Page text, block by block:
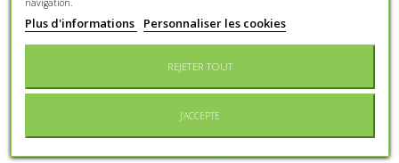
Lot d'étiquettes
COMMANDER
navigation.
Plus d'informations Personnaliser les cookies
REJETER TOUT
J'ACCEPTE